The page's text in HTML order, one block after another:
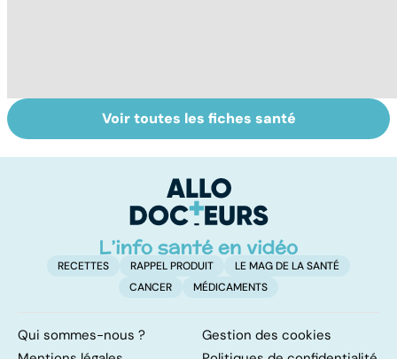
Violences
sexuelles :
L'andropause, la
ménopause des
Voir toutes les fiches santé
RECETTES RAPPEL PRODUIT
LE MAG DE LA SANTÉ
CANCER
MÉDICAMENTS
Qui sommes-nous ?
Gestion des cookies